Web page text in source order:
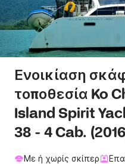
Ενοικίαση
τοποθεσία Ko
Island Spirit
38 - 4 Cab.
Με ή χωρίς σκίπερ